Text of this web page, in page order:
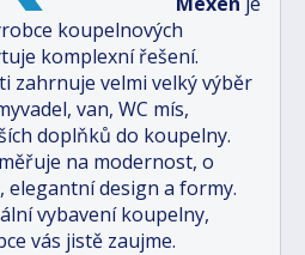
koupelnových
komplexní řešení.
zahrnuje velmi velký výběr
van, WC mís,
doplňků do koupelny.
na modernost, o
elegantní design a formy.
vybavení koupelny,
vás jistě zaujme.